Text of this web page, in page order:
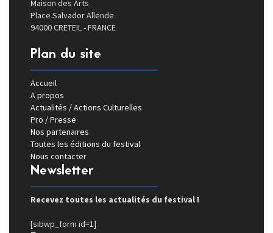
Maison des Arts
Place Salvador Allende
94000 CRETEIL - FRANCE
Plan du site
Accueil
A propos
Actualités / Actions Culturelles
Pro / Presse
Nos partenaires
Toutes les éditions du festival
Nous contacter
Newsletter
Recevez toutes les actualités du festival !
[sibwp_form id=1]